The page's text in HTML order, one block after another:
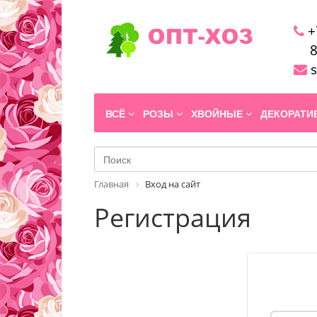
ВСЁ РОЗЫ ХВОЙНЫЕ
Главная Вход на сайт
Регистрация